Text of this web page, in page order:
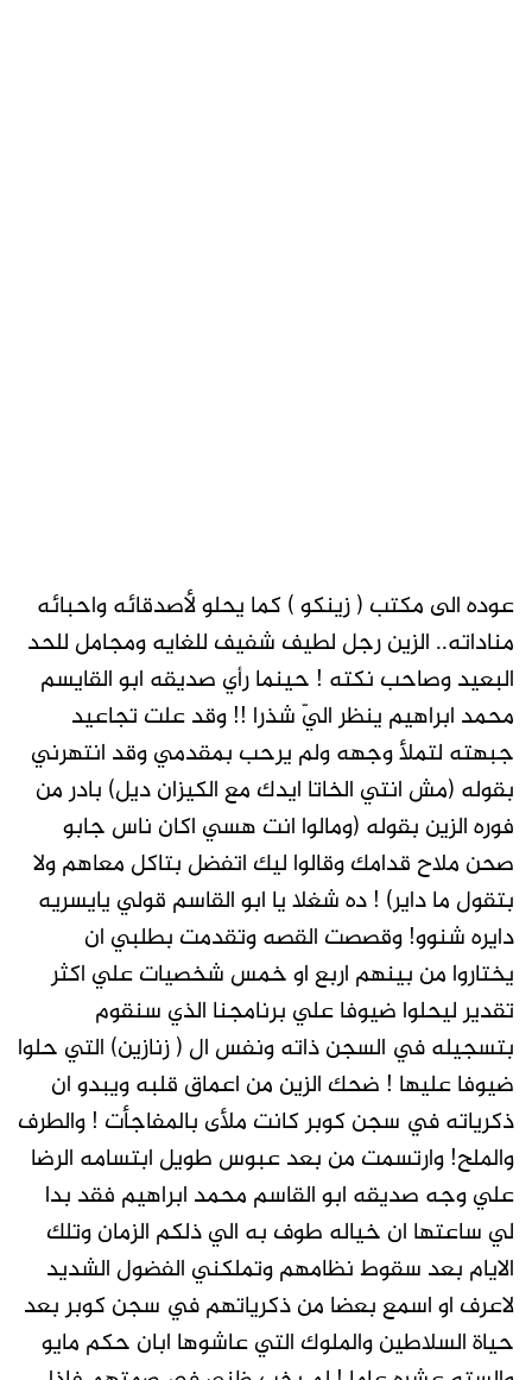
عوده الى مكتب ( زينكو ) كما يحلو لأصدقائه واحبائه
مناداته.. الزين رجل لطيف شفيف للغايه ومجامل للحد
البعيد وصاحب نكته ! حينما رأي صديقه ابو القايسم
محمد ابراهيم ينظر اليّ شذرا !! وقد علت تجاعيد
جبهته لتملأ وجهه ولم يرحب بمقدمي وقد انتهرني
بقوله (مش انتي الخاتا ايدك مع الكيزان ديل) بادر من
فوره الزين بقوله (ومالوا انت هسي اكان ناس جابو
صحن ملاح قدامك وقالوا ليك اتفضل بتاكل معاهم ولا
بتقول ما داير) ! ده شغلا يا ابو القاسم قولي يايسريه
دايره شنوو! وقصصت القصه وتقدمت بطلبي ان
يختاروا من بينهم اربع او خمس شخصيات علي اكثر
تقدير ليحلوا ضيوفا علي برنامجنا الذي سنقوم
بتسجيله في السجن ذاته ونفس ال ( زنازين) التي حلوا
ضيوفا عليها ! ضحك الزين من اعماق قلبه ويبدو ان
ذكرياته في سجن كوبر كانت ملأى بالمفاجأت ! والطرف
والملح! وارتسمت من بعد عبوس طويل ابتسامه الرضا
علي وجه صديقه ابو القاسم محمد ابراهيم فقد بدا
لي ساعتها ان خياله طوف به الي ذلكم الزمان وتلك
الايام بعد سقوط نظامهم وتملكني الفضول الشديد
لاعرف او اسمع بعضا من ذكرياتهم في سجن كوبر بعد
حياة السلاطين والملوك التي عاشوها ابان حكم مايو